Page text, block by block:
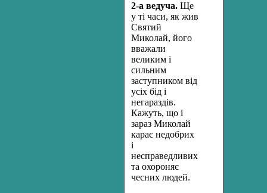
2-а ведуча. Ще
у ті часи, як жив
Святий
Миколай, його
вважали
великим і
сильним
заступником від
усіх бід і
негараздів.
Кажуть, що і
зараз Миколай
карає недобрих
і
несправедливих
та охороняє
чесних людей.